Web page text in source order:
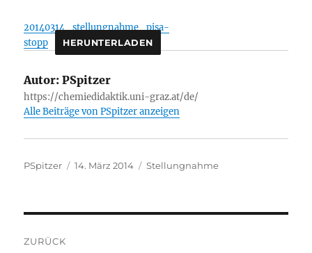
20140314_stellungnahme_pisa-
stopp
HERUNTERLADEN
Autor: PSpitzer
https://chemiedidaktik.uni-graz.at/de/
Alle Beiträge von PSpitzer anzeigen
Autor
PSpitzer
Veröffentlicht
14. März 2014 Kategorien
Stellungnahme
ZURÜCK